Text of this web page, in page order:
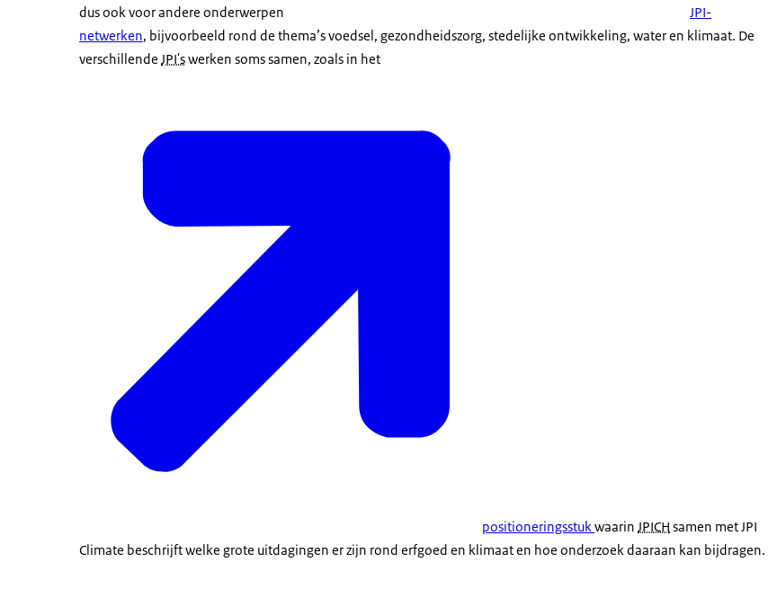
dus ook voor andere onderwerpen
JPI-
netwerken, bijvoorbeeld rond de thema’s voedsel, gezondheidszorg, stedelijke ontwikkeling, water en klimaat. De
verschillende JPI'swerken soms samen, zoals in het
positioneringsstukwaarin JPICH samen metJPI
Climate beschrijft welke grote uitdagingen er zijn rond erfgoed en klimaat en hoe onderzoek daaraan kan bijdragen.